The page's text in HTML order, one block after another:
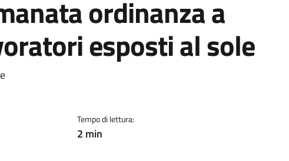
ordinanza a
esposti al sole
Tempo di lettura:
2 min